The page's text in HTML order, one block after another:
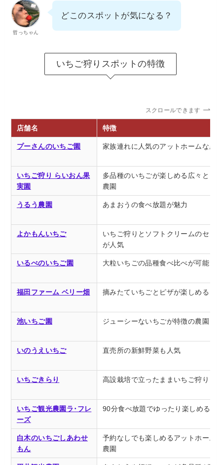
哲っちゃん
どこのスポットが気になる？
いちご狩りスポットの特徴
スクロールできます
店舗名 特徴
プーさんのいちご園 家族連れに人気のアットホームな農
いちご狩り らいおん果
実園
多品種のいちごが楽しめる広々とし
農園
うるう農園 あまおうの食べ放題が魅力
よかもんいちご
いちご狩りとソフトクリームのセッ
が人気
いるべのいちご園 大粒いちごの品種食べ比べが可能
福田ファーム ベリー畑 摘みたていちごとピザが楽しめる
池いちご園 ジューシーないちごが特徴の農園
いのうえいちご 直売所の新鮮野菜も人気
いちごきらり 高設栽培で立ったままいちご狩り
いちご観光農園ラ･フレ
ーズ
90分食べ放題でゆったり楽しめる
白木のいちごしあわせ
もん
予約なしでも楽しめるアットホーム
農園